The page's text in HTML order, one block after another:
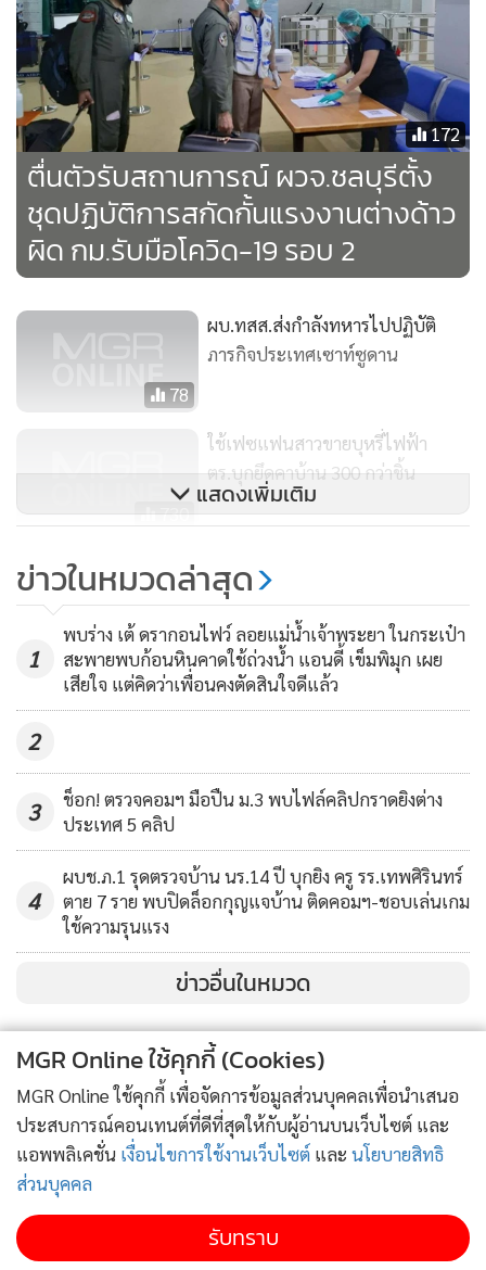
พอกลับมาที่ติมอร์-เลสเตเกิดปัญหาภายใน สาเหตุขอแยกตัว
ออกจาก
อินโดนีเซียทางการไทยส่งตำรวจไปร่วมในนามยูเอ็น
แล้วกลับมาเป็น รอง ผกก.ตำรวจน้ำ จ.หนองคาย กรุงเทพฯ และ
จ.ภูเก็ต ผกก.สน.วังทองหลาง เข้าร่วมภารกิจยูเอ็นอีกครั้งที่เฮติ
จากเหตุแผ่นดินไหว ปี 2553 มีผู้เสียชีวิต 3 แสนกว่าราย มารับ
ตำแหน่งรอง ผบก.อก.บช.น. รอง ผบก.น.9 รอง ผบก.น.8 รอง
ผบก.น.9 ผบก.กองร้องทุกข์ และ ผบก.กองสารนิเทศ
ผู้การจ้อนกล่าวถึงหน้างานหลักว่า กองสารนิเทศมีภารกิจหลัก
ทำงานของ สำนักงานตำรวจแห่งชาติ (ตร.) สู่สายตาประชาชน
ทางสื่อต่างๆ ทั้งสื่อสิ่งพิมพ์ โซเชียลมีเดีย (เว็บไซต์ เฟซบุ๊ก ไลน์)
และสื่อวิทยุโทรทัศน์ นอกจากนี้ มีการนำเสนอข่าวรายชั่วโมง
05.00-23.00 น. และจัดรายการอีก 5 ช่วงเวลา ผ่านสถานีวิทยุ
ของ ตร.มีทั้งหมด 44 สถานีทั่วประเทศเป็นคลื่น AM และ FM
ถ้าเรานำเสนออะไรที่มีประโยชน์ต่อสังคม แม้บางครั้งเป็นเรื่อง
ข่าวสารบ้านเมือง การที่เรานำเสนอไปเขาอาจจะได้รับทราบ
ผ่านช่องทางวิทยุโทรทัศน์ หรือทางออนไลน์ เคยมีเสียงสะท้อน
กลับมาด้วยความขอบคุณ อย่างเรื่องของ แชร์ลูกโซ่บางทีเข้าใจ
ว่า เป็นเรื่องหลอกลวงแต่บางครั้งก็อดใจไม่ได้ เราพยายามเตือน
สติว่าอย่าโลภ เป็นความภาคภูมิใจอย่างหนึ่งที่ได้ทำหน้าที่ตรงนี้
“ผมมีคติประจำตัวอยู่ตลอดว่า รู้จักหน้าที่ มีความรับผิดชอบ ถ้า
เรารู้จักหน้าที่แล้วมีความรับผิดชอบ งานทุกอย่างก็สำเร็จราบ
รื่นได้ แม้จะมีอุปสรรคเข้ามา แต่ก็สามารถฟันฝ่าผ่านพ้นไปได้
ด้วยดี หากใครที่ทำงานใกล้ชิดจะรู้ดีว่า ผมเป็นคนที่ไม่เคยดุด่า
ลูกน้อง ยิ่งคำหยาบคายจะรู้เลยว่าอยู่กับ ผู้การญาณพงศ์ จะยิ้ม
แย้มอยู่ตลอด ถามว่าผมดุดันไหมถ้าในแง่การทำงาน กับลูกน้อง
ผมจะถือเป็นเพื่อนร่วมงาน แต่กับอาชญากรเหล่าร้ายแน่นอน
172
ตื่นตัวรับสถานการณ์ ผวจ.ชลบุรีตั้ง
ชุดปฏิบัติการสกัดกั้นแรงงานต่างด้าว
ผิด กม.รับมือโควิด-19 รอบ 2
78
ผบ.ทสส.ส่งกำลังทหารไปปฏิบัติ
ภารกิจประเทศเซาท์ซูดาน
730
ใช้เฟซแฟนสาวขายบุหรี่ไฟฟ้า
ตร.บุกยึดคาบ้าน 300 กว่าชิ้น
283
ยังมีความจำเป็น ยันไม่กระทบชีวิต
ประชาชน-จัดชุมนุมได้ปกติ
แสดงเพิ่มเติม
ข่าวในหมวดล่าสุด
1
พบร่าง เต้ ดรากอนไฟว์ ลอยแม่น้ำเจ้าพระยา ในกระเป๋า
สะพายพบก้อนหินคาดใช้ถ่วงน้ำ แอนดี้ เข็มพิมุก เผย
เสียใจ แต่คิดว่าเพื่อนคงตัดสินใจดีแล้ว
2
3
ช็อก! ตรวจคอมฯ มือปืน ม.3 พบไฟล์คลิปกราดยิงต่าง
ประเทศ 5 คลิป
4
ผบช.ภ.1 รุดตรวจบ้าน นร.14 ปี บุกยิง ครู รร.เทพศิรินทร์
ตาย 7 ราย พบปิดล็อกกุญแจบ้าน ติดคอมฯ-ชอบเล่นเกม
ใช้ความรุนแรง
ข่าวอื่นในหมวด
MGR Online ใช้คุกกี้ (Cookies)
MGR Online ใช้คุกกี้ เพื่อจัดการข้อมูลส่วนบุคคลเพื่อนำเสนอ
ประสบการณ์คอนเทนต์ที่ดีที่สุดให้กับผู้อ่านบนเว็บไซต์ และ
แอพพลิเคชั่น เงื่อนไขการใช้งานเว็บไซต์ และ นโยบายสิทธิ
ส่วนบุคคล
รับทราบ